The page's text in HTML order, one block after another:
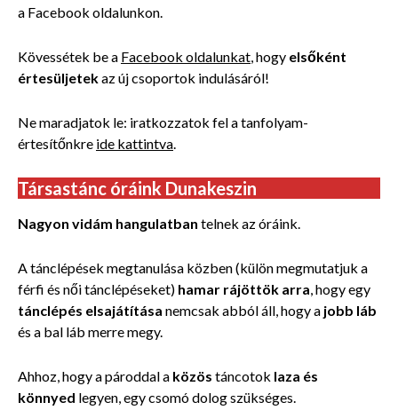
a Facebook oldalunkon.
Kövessétek be a Facebook oldalunkat, hogy elsőként
értesüljetekaz új csoportok indulásáról!
Ne maradjatok le: iratkozzatok fel a tanfolyam-
értesítőnkre ide kattintva.
Társastánc óráink Dunakeszin
Nagyon vidám hangulatban telnek az óráink.
A tánclépések megtanulása közben (külön megmutatjuk a
férfi és női tánclépéseket) hamar rájöttök arra, hogy egy
tánclépés elsajátítása nemcsak abból áll, hogy a jobb láb
és a bal láb merre megy.
Ahhoz, hogy a pároddal a közös táncotok laza és
könnyed legyen, egy csomó dolog szükséges.